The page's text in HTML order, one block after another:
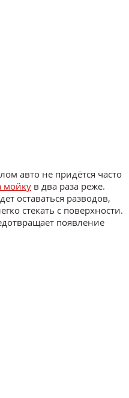
авто не придётся часто
мойку в два раза реже.
оставаться разводов,
стекать с поверхности.
появление